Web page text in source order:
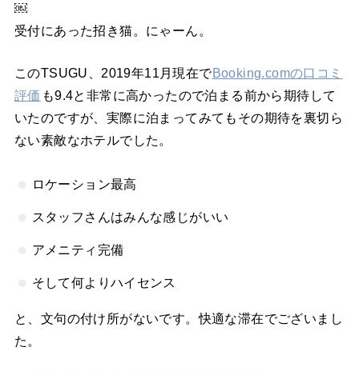
￼
受付にあった招き猫。にゃーん。
このTSUGU、2019年11月現在でBooking.comの口コミ
評価 も9.4と非常に高かったので泊まる前から期待して
いたのですが、実際に泊まってみてもその期待を裏切ら
ない素敵なホテルでした。
ロケーション最高
スタッフさんはみんな感じがいい
アメニティ完備
そして何よりハイセンス
と、文句の付け所がないです。快適な滞在でございまし
た。